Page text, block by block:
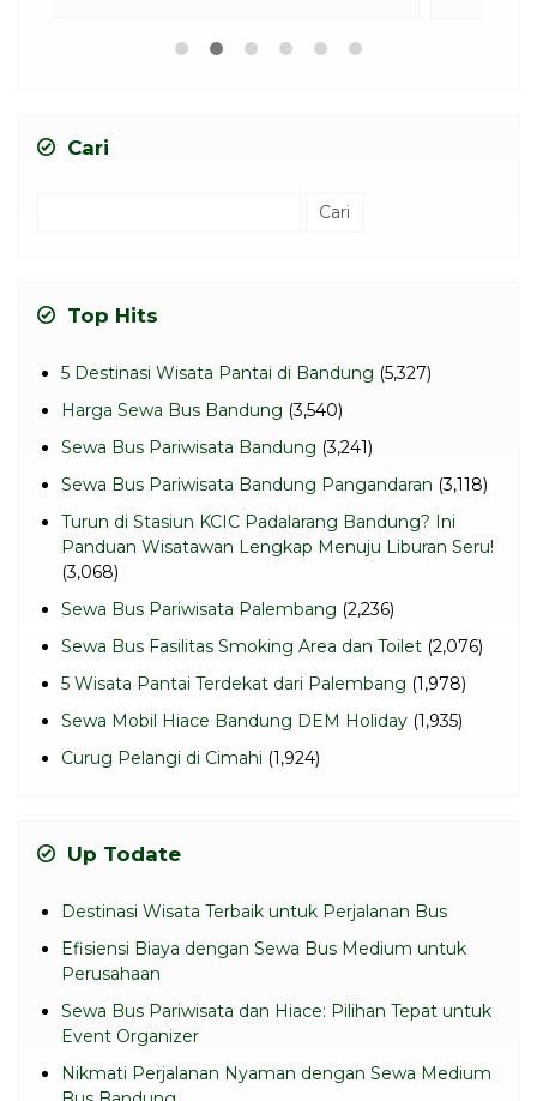
Cari
Top Hits
5 Destinasi Wisata Pantai di Bandung (5,327)
Harga Sewa Bus Bandung (3,540)
Sewa Bus Pariwisata Bandung (3,241)
Sewa Bus Pariwisata Bandung Pangandaran (3,118)
Turun di Stasiun KCIC Padalarang Bandung? Ini
Panduan Wisatawan Lengkap Menuju Liburan Seru!
(3,068)
Sewa Bus Pariwisata Palembang (2,236)
Sewa Bus Fasilitas Smoking Area dan Toilet (2,076)
5 Wisata Pantai Terdekat dari Palembang (1,978)
Sewa Mobil Hiace Bandung DEM Holiday (1,935)
Curug Pelangi di Cimahi (1,924)
Up Todate
Destinasi Wisata Terbaik untuk Perjalanan Bus
Efisiensi Biaya dengan Sewa Bus Medium untuk
Perusahaan
Sewa Bus Pariwisata dan Hiace: Pilihan Tepat untuk
Event Organizer
Nikmati Perjalanan Nyaman dengan Sewa Medium